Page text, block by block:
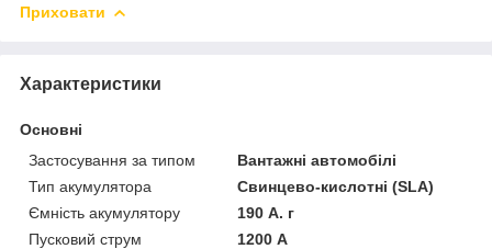
Приховати
Характеристики
Основні
Застосування за типом
Вантажні автомобілі
Тип акумулятора
Свинцево-кислотні (SLA)
Ємність акумулятору
190 А. г
Пусковий струм
1200 А